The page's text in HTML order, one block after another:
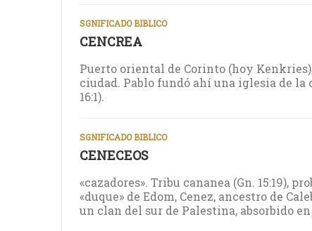
SGNIFICADO BIBLICO
CENCREA
Puerto oriental de Corinto (hoy
ciudad. Pablo fundó ahí una iglesia de la
16:1).
SGNIFICADO BIBLICO
CENECEOS
«cazadores». Tribu cananea (Gn. 15:19),
«duque» de Edom, Cenez, ancestro de
un clan del sur de Palestina, absorbido